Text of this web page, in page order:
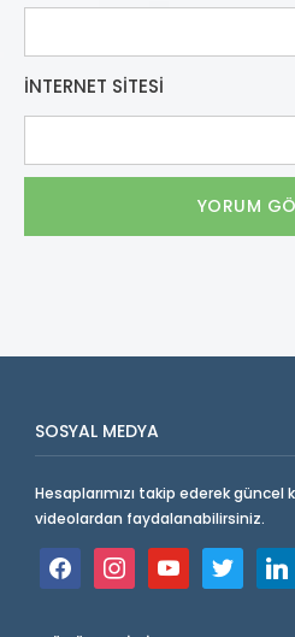
İNTERNET SITESI
SOSYAL MEDYA
Hesaplarımızı takip ederek güncel
videolardan faydalanabilirsiniz.
facebookinstagramyoutube twitter